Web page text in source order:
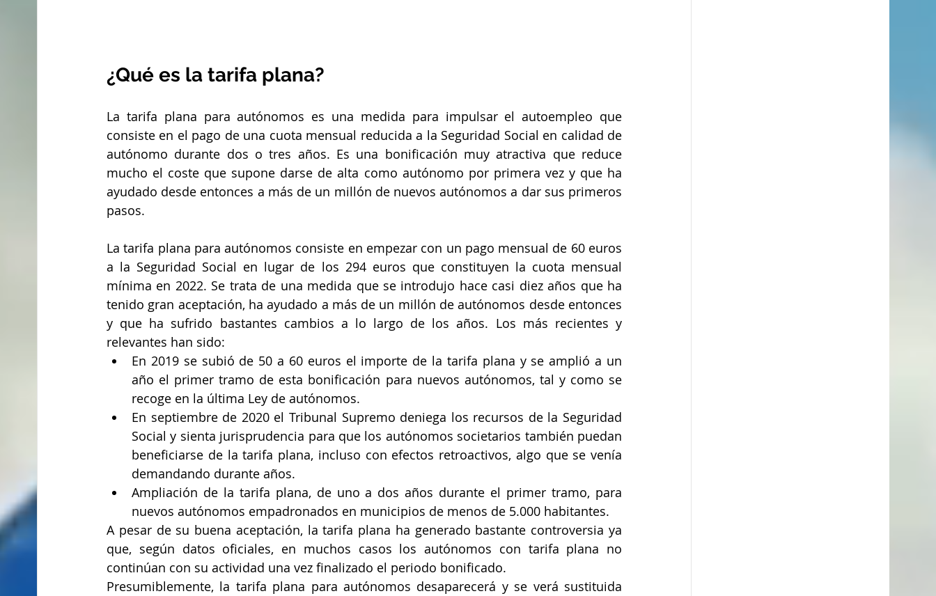
¿Qué es la tarifa plana?
La tarifa plana para autónomos es una medida para impulsar el autoempleo que
consiste en el pago de una cuota mensual reducida a la Seguridad Social en calidad de
autónomo durante dos o tres años. Es una bonificación muy atractiva que reduce
mucho el coste que supone darse de alta como autónomo por primera vez y que ha
ayudado desde entonces a más de un millón de nuevos autónomos a dar sus primeros
pasos.
La tarifa plana para autónomos consiste en empezar con un pago mensual de 60 euros
a la Seguridad Social en lugar de los 294 euros que constituyen la cuota mensual
mínima en 2022. Se trata de una medida que se introdujo hace casi diez años que ha
tenido gran aceptación, ha ayudado a más de un millón de autónomos desde entonces
y que ha sufrido bastantes cambios a lo largo de los años. Los más recientes y
relevantes han sido:
En 2019 se subió de 50 a 60 euros el importe de la tarifa plana y se amplió a un
año el primer tramo de esta bonificación para nuevos autónomos, tal y como se
recoge en la última Ley de autónomos.
En septiembre de 2020 el Tribunal Supremo deniega los recursos de la Seguridad
Social y sienta jurisprudencia para que los autónomos societarios también puedan
beneficiarse de la tarifa plana, incluso con efectos retroactivos, algo que se venía
demandando durante años.
Ampliación de la tarifa plana, de uno a dos años durante el primer tramo, para
nuevos autónomos empadronados en municipios de menos de 5.000 habitantes.
A pesar de su buena aceptación, la tarifa plana ha generado bastante controversia ya
que, según datos oficiales, en muchos casos los autónomos con tarifa plana no
continúan con su actividad una vez finalizado el periodo bonificado.
Presumiblemente, la tarifa plana para autónomos desaparecerá y se verá sustituida